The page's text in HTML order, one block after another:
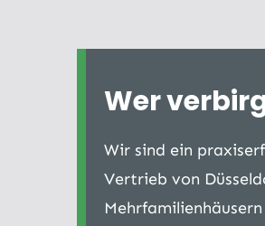
Wer
Wir sind ein
Vertrieb von